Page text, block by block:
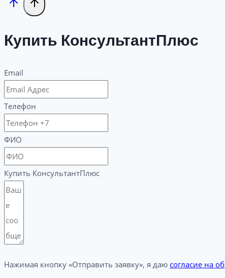
Купить КонсультантПлюс
Email
Телефон
ФИО
Купить КонсультантПлюс
Нажимая кнопку «Отправить заявку», я даю согласие на